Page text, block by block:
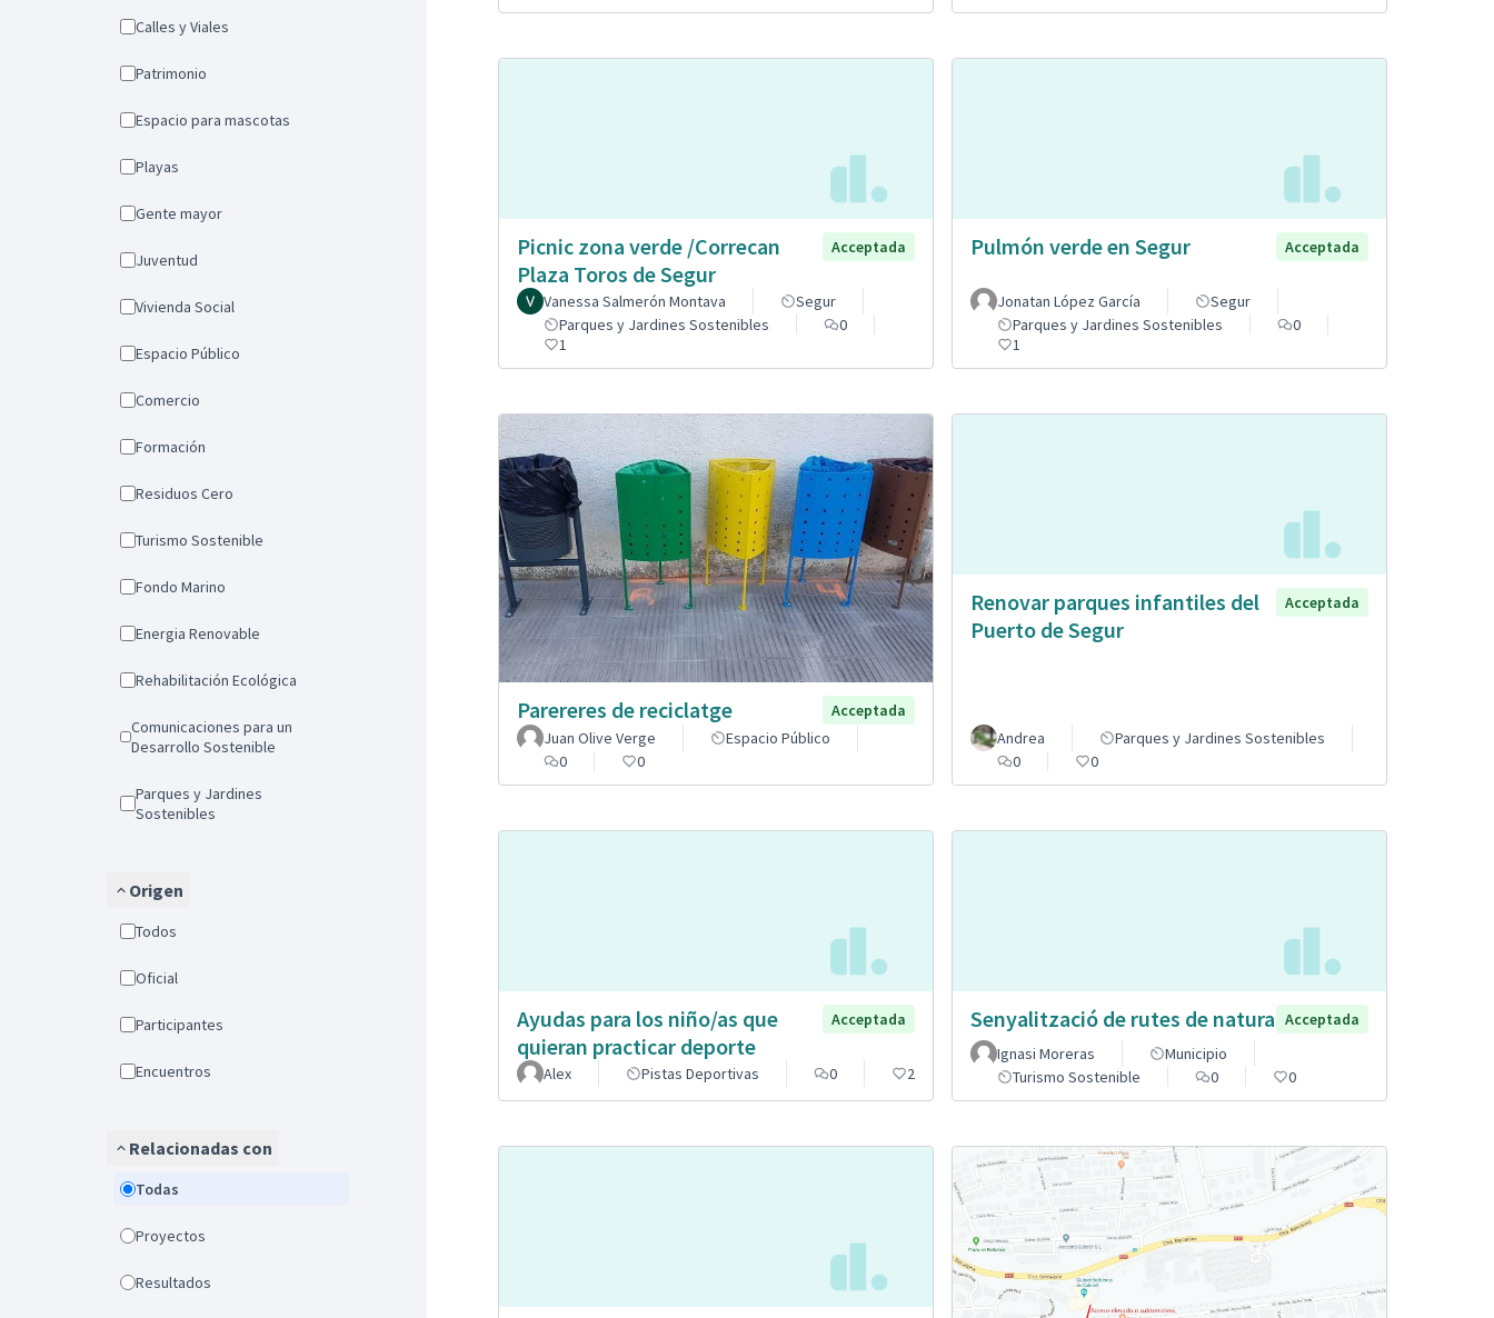
Calles y Viales
Patrimonio
Espacio para mascotas
Playas
Gente mayor
Juventud
Vivienda Social
Espacio Público
Comercio
Formación
Residuos Cero
Turismo Sostenible
Fondo Marino
Energia Renovable
Rehabilitación Ecológica
Comunicaciones para un
Desarrollo Sostenible
Parques y Jardines
Sostenibles
Origen
Todos
Oficial
Participantes
Encuentros
Relacionadas con
Todas
Proyectos
Resultados
Picnic zona verde /Correcan
Plaza Toros de Segur
Acceptada
Vanessa Salmerón Montava
Segur
Parques y Jardines Sostenibles
0
1
Pulmón verde en Segur Acceptada
Jonatan López García
Segur
Parques y Jardines Sostenibles
0
1
Parereres de reciclatge
Acceptada
Juan Olive Verge
Espacio Público
0
0
Renovar parques infantiles del
Puerto de Segur
Acceptada
Andrea
Parques y Jardines Sostenibles
0
0
Ayudas para los niño/as que
quieran practicar deporte
Acceptada
Alex Pistas Deportivas 0 2
Senyalització de rutes de natura Acceptada
Ignasi Moreras
Municipio
Turismo Sostenible
0 0